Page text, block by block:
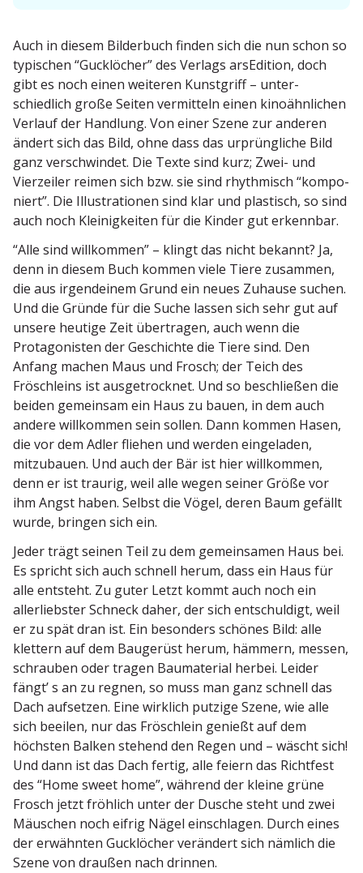
Auch in diesem Bilderbuch finden sich die nun schon so
typischen “Gucklöcher” des Verlags arsEdition, doch
gibt es noch einen weiteren Kunst­griff – unter­
schiedlich große Seiten vermitteln einen kinoähn­lichen
Verlauf der Handlung. Von einer Szene zur anderen
ändert sich das Bild, ohne dass das urprüng­liche Bild
ganz verschwindet. Die Texte sind kurz; Zwei- und
Vierzeiler reimen sich bzw. sie sind rhyth­misch “kompo­
niert”. Die Illus­tra­tionen sind klar und plastisch, so sind
auch noch Kleinig­keiten für die Kinder gut erkennbar.
“Alle sind willkommen” – klingt das nicht bekannt? Ja,
denn in diesem Buch kommen viele Tiere zusammen,
die aus irgend­einem Grund ein neues Zuhause suchen.
Und die Gründe für die Suche lassen sich sehr gut auf
unsere heutige Zeit übertragen, auch wenn die
Protago­nisten der Geschichte die Tiere sind. Den
Anfang machen Maus und Frosch; der Teich des
Frösch­leins ist ausge­trocknet. Und so beschließen die
beiden gemeinsam ein Haus zu bauen, in dem auch
andere willkommen sein sollen. Dann kommen Hasen,
die vor dem Adler fliehen und werden einge­laden,
mitzu­bauen. Und auch der Bär ist hier willkommen,
denn er ist traurig, weil alle wegen seiner Größe vor
ihm Angst haben. Selbst die Vögel, deren Baum gefällt
wurde, bringen sich ein.
Jeder trägt seinen Teil zu dem gemein­samen Haus bei.
Es spricht sich auch schnell herum, dass ein Haus für
alle entsteht. Zu guter Letzt kommt auch noch ein
aller­liebster Schneck daher, der sich entschuldigt, weil
er zu spät dran ist. Ein besonders schönes Bild: alle
klettern auf dem Baugerüst herum, hämmern, messen,
schrauben oder tragen Bauma­terial herbei. Leider
fängt’ s an zu regnen, so muss man ganz schnell das
Dach aufsetzen. Eine wirklich putzige Szene, wie alle
sich beeilen, nur das Fröschlein genießt auf dem
höchsten Balken stehend den Regen und – wäscht sich!
Und dann ist das Dach fertig, alle feiern das Richtfest
des “Home sweet home”, während der kleine grüne
Frosch jetzt fröhlich unter der Dusche steht und zwei
Mäuschen noch eifrig Nägel einschlagen. Durch eines
der erwähnten Gucklöcher verändert sich nämlich die
Szene von draußen nach drinnen.